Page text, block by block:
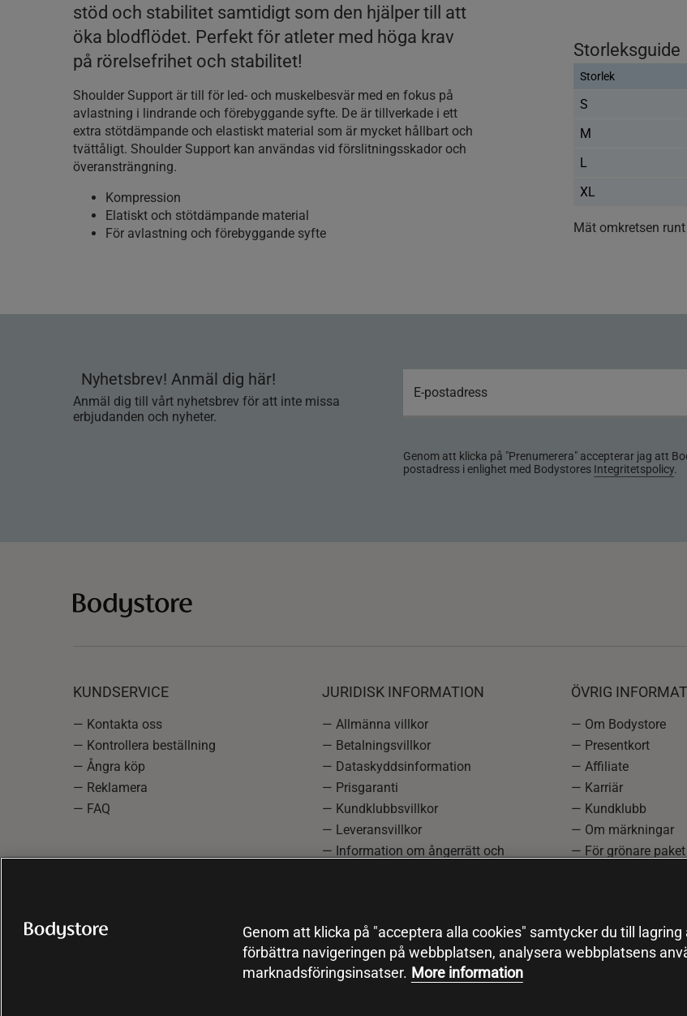
stöd och stabilitet samtidigt som den hjälper till att
öka blodflödet. Perfekt för atleter med höga krav
på rörelsefrihet och stabilitet!
Shoulder Support är till för led- och muskelbesvär med en fokus på
avlastning i lindrande och förebyggande syfte. De är tillverkade i ett
extra stötdämpande och elastiskt material som är mycket hållbart och
tvättåligt. Shoulder Support kan användas vid förslitningsskador och
överansträngning.
Kompression
Elatiskt och stötdämpande material
För avlastning och förebyggande syfte
Storleksguide
Storlek
S
M
L
XL
Mät omkretsen
Nyhetsbrev! Anmäl dig här!
Anmäl dig till vårt nyhetsbrev för att inte missa
erbjudanden och nyheter.
Genom att klicka på "Prenumerera" accepterar jag att
postadress i enlighet med Bodystores Integritetspolicy.
KUNDSERVICE
— Kontakta oss
— Kontrollera beställning
— Ångra köp
— Reklamera
— FAQ
JURIDISK INFORMATION
— Allmänna villkor
— Betalningsvillkor
— Dataskyddsinformation
— Prisgaranti
— Kundklubbsvillkor
— Leveransvillkor
— Information om ångerrätt och
ÖVRIG
— Om Bodystore
— Presentkort
— Affiliate
— Karriär
— Kundklubb
— Om märkningar
— För grönare paket
Genom att klicka på "acceptera alla cookies" samtycker du till
förbättra navigeringen på webbplatsen, analysera webbplatsens
marknadsföringsinsatser. More information